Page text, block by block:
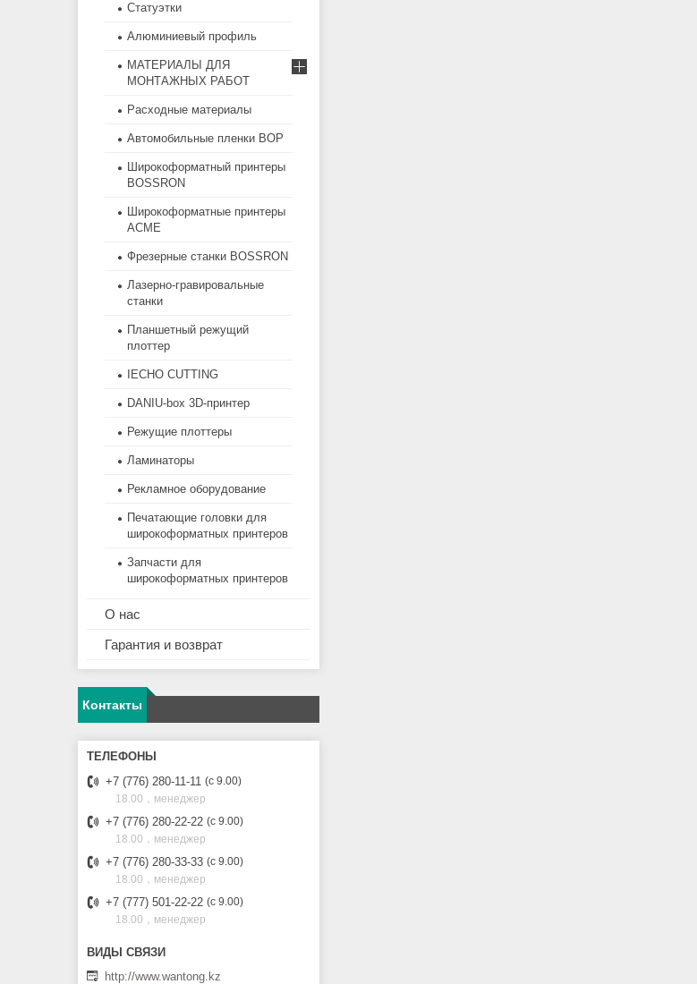
Статуэтки
Алюминиевый профиль
МАТЕРИАЛЫ ДЛЯ
МОНТАЖНЫХ РАБОТ
Расходные материалы
Автомобильные пленки BOP
Широкоформатный принтеры
BOSSRON
Широкоформатные принтеры
ACME
Фрезерные станки BOSSRON
Лазерно-гравировальные
станки
Планшетный режущий
плоттер
IECHO CUTTING
DANIU-box 3D-принтер
Режущие плоттеры
Ламинаторы
Рекламное оборудование
Печатающие головки для
широкоформатных принтеров
Запчасти для
широкоформатных принтеров
О нас
Гарантия и возврат
Контакты
+7 (776) 280-11-11 с 9.00
18.00，менеджер
+7 (776) 280-22-22 с 9.00
18.00，менеджер
+7 (776) 280-33-33 с 9.00
18.00，менеджер
+7 (777) 501-22-22 с 9.00
18.00，менеджер
http://www.wantong.kz